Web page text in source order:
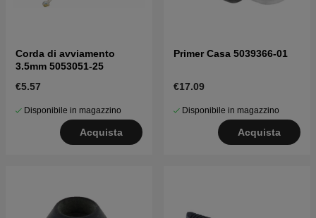
Corda di avviamento
3.5mm 5053051-25
€5.57
Disponibile in magazzino
Acquista
Primer Casa 5039366-01
€17.09
Disponibile in magazzino
Acquista